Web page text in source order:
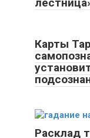
Карты
Расклад